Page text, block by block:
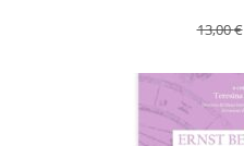
13,00€